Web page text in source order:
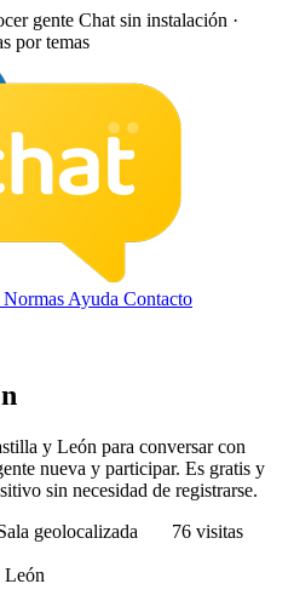
gente Chat sin instalación ·
por temas
Normas Ayuda Contacto
y León para conversar con
nueva y participar. Es gratis y
sin necesidad de registrarse.
geolocalizada
76 visitas
León